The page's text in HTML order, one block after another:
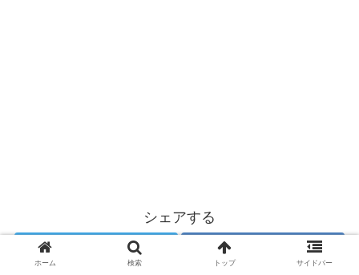
シェアする
ホーム 検索 トップ サイドバー